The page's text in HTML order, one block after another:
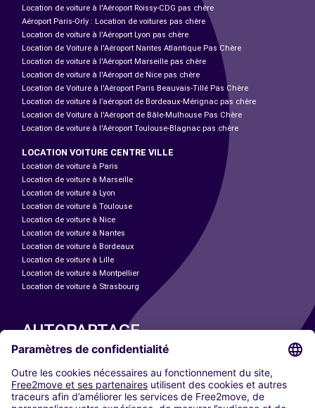
Location de voiture à l'Aéroport Roissy-CDG pas chère
Aéroport Paris-Orly : Location de voitures pas chère
Location de voiture à l'Aéroport Lyon pas chère
Location de Voiture à l'Aéroport Nantes Atlantique Pas Chère
Location de voiture à l'Aéroport Marseille pas chère
Location de voiture à l'Aéroport de Nice pas chère
Location de Voiture à l'Aéroport Paris Beauvais-Tillé Pas Chère
Location de voiture à l’aéroport de Bordeaux-Mérignac pas chère
Location de Voiture à l'Aéroport de Bâle-Mulhouse Pas Chère
Location de voiture à l'Aéroport Toulouse-Blagnac pas chère
LOCATION VOITURE CENTRE VILLE
Location de voiture à Paris
Location de voiture à Marseille
Location de voiture à Lyon
Location de voiture à Toulouse
Location de voiture à Nice
Location de voiture à Nantes
Location de voiture à Bordeaux
Location de voiture à Lille
Location de voiture à Montpellier
Location de voiture à Strasbourg
AUTOPARTAGE
Paris
Madrid
Washington DC